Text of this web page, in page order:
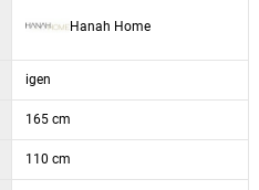
Hanah Home
igen
165 cm
110 cm